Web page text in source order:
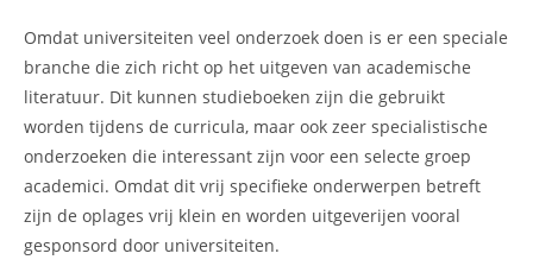
Omdat universiteiten veel onderzoek doen is er een speciale
branche die zich richt op het uitgeven van academische
literatuur. Dit kunnen studieboeken zijn die gebruikt
worden tijdens de curricula, maar ook zeer specialistische
onderzoeken die interessant zijn voor een selecte groep
academici. Omdat dit vrij specifieke onderwerpen betreft
zijn de oplages vrij klein en worden uitgeverijen vooral
gesponsord door universiteiten.